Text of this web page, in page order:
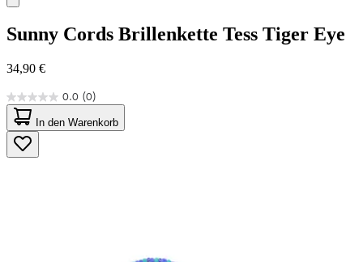
Sunny Cords Brillenkette Tess Tiger Eye
34,90 €
0.0 (0)
0.0
von
5
Sternen.
In den Warenkorb